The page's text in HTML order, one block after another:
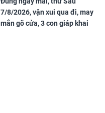
7/8/2026, vận xui qua đi, may
mắn gõ cửa, 3 con giáp khai